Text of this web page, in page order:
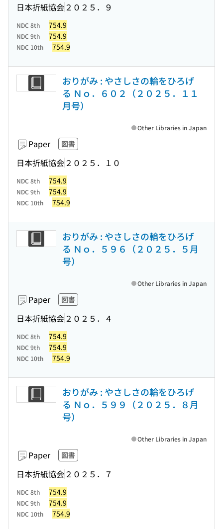
日本折紙協会 ２０２５．９
NDC 8th 754.9
NDC 9th 754.9
NDC 10th 754.9
おりがみ : やさしさの輪をひろげ
る Ｎｏ．６０２（２０２５．１１
月号）
Paper 図書
日本折紙協会 ２０２５．１０
Other Libraries in Japan
NDC 8th 754.9
NDC 9th 754.9
NDC 10th 754.9
おりがみ : やさしさの輪をひろげ
る Ｎｏ．５９６（２０２５．５月
号）
Paper 図書
日本折紙協会 ２０２５．４
Other Libraries in Japan
NDC 8th 754.9
NDC 9th 754.9
NDC 10th 754.9
おりがみ : やさしさの輪をひろげ
る Ｎｏ．５９９（２０２５．８月
号）
Paper 図書
日本折紙協会 ２０２５．７
Other Libraries in Japan
NDC 8th 754.9
NDC 9th 754.9
NDC 10th 754.9